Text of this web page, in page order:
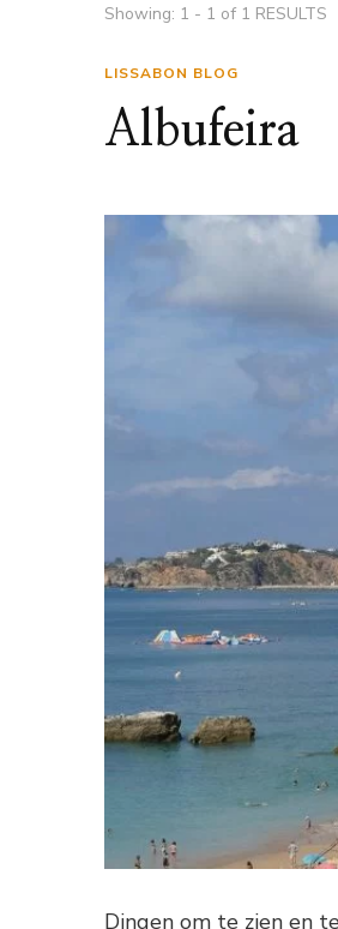
Showing: 1 - 1 of 1 RESULTS
LISSABON BLOG
Albufeira
Dingen om te zien en